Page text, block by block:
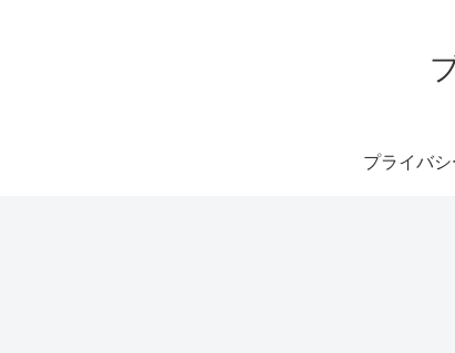
プライバ